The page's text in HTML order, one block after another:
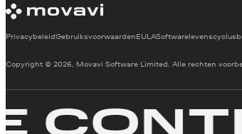
Copyright © 2026, Movavi Software Limited. Alle rechten
PrivacybeleidGebruiksvoorwaardenEULA